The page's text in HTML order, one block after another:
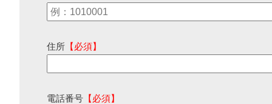
住所 【必須】
電話番号 【必須】